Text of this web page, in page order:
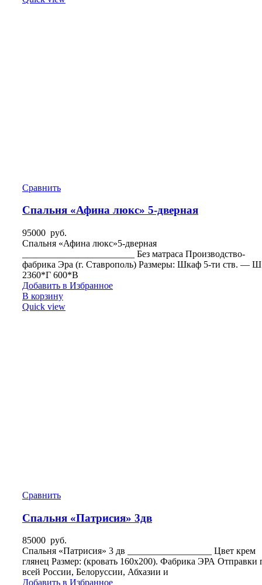
Сравнить
Спальня «Афина люкс» 5-дверная
95000 руб.
Спальня «Афина люкс»5-дверная
________________________ Без матраса Производство-
фабрика Эра (г. Ставрополь) Размеры: Шкаф 5-ти ств. — Ш
2360*Г 600*В
Добавить в Избранное
В корзину
Quick view
Сравнить
Спальня «Патрисия» 3дв
85000 руб.
Спальня «Патрисия» 3 дв __________________ Цвет крем
глянец Размер: (кровать 160х200). Фабрика ЭРА Отправки
всей России, Белоруссии, Абхазии и
Добавить в Избранное